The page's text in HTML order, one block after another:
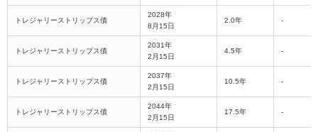
トレジャリーストリップス債
2028年
8月15日
2.0年 -
トレジャリーストリップス債
2031年
2月15日
4.5年 -
トレジャリーストリップス債
2037年
2月15日
10.5年 -
トレジャリーストリップス債
2044年
2月15日
17.5年 -